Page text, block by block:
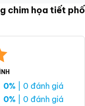
chim họa tiết phố
0% | 0 đánh giá
0% | 0 đánh giá